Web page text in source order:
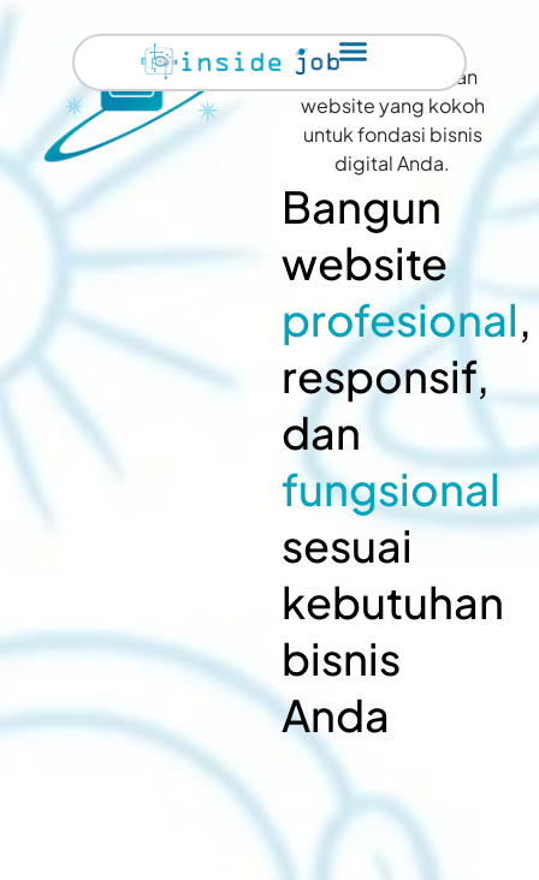
Kami menciptakan
website yang kokoh
untuk fondasi bisnis
digital Anda.
Bangun
website
profesional,
responsif,
dan
fungsional
sesuai
kebutuhan
bisnis
Anda